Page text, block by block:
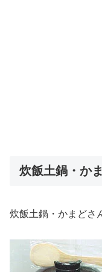
炊飯土鍋・か
炊飯土鍋・かまどさ